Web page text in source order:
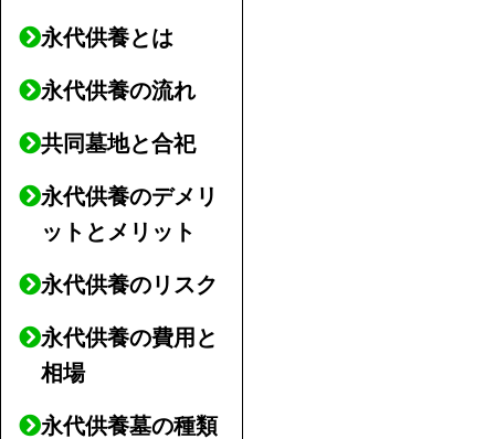
永代供養とは
永代供養の流れ
共同墓地と合祀
永代供養のデメリ
ットとメリット
永代供養のリスク
永代供養の費用と
相場
永代供養墓の種類